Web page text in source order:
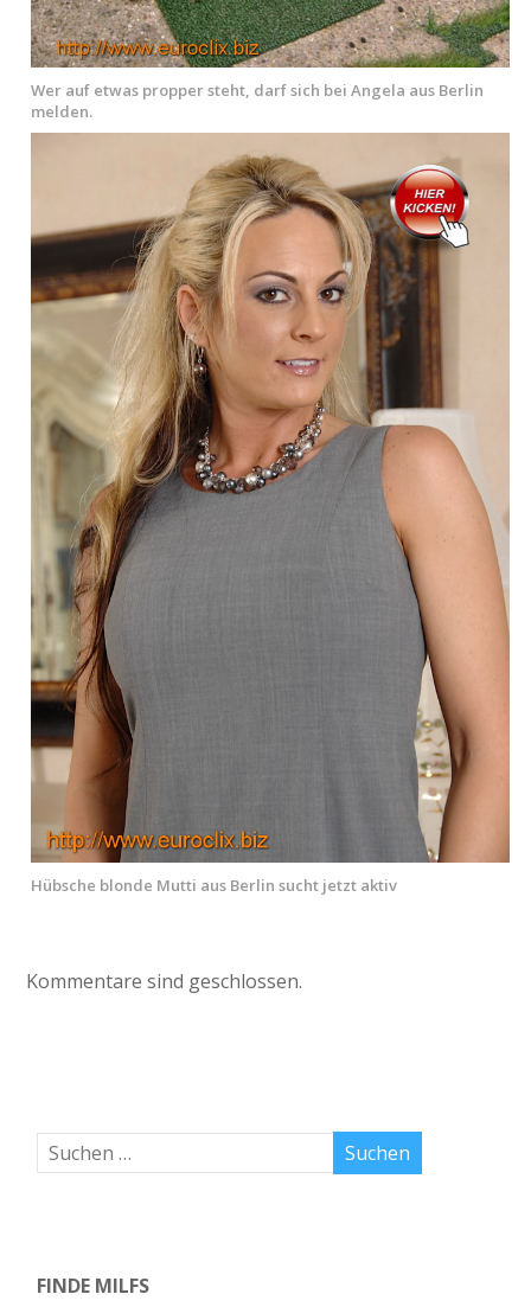
Wer auf etwas propper steht, darf sich bei Angela aus Berlin
melden.
Hübsche blonde Mutti aus Berlin sucht jetzt aktiv
Kommentare sind geschlossen.
FINDE MILFS